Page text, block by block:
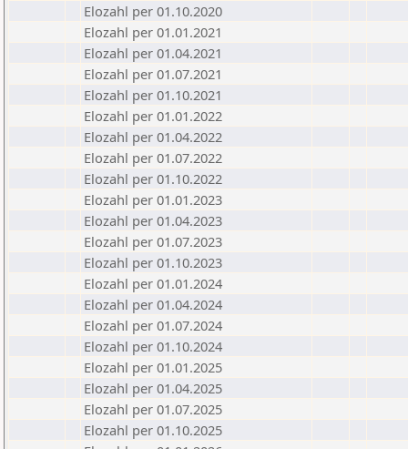
Elozahl per 01.10.2020
Elozahl per 01.01.2021
Elozahl per 01.04.2021
Elozahl per 01.07.2021
Elozahl per 01.10.2021
Elozahl per 01.01.2022
Elozahl per 01.04.2022
Elozahl per 01.07.2022
Elozahl per 01.10.2022
Elozahl per 01.01.2023
Elozahl per 01.04.2023
Elozahl per 01.07.2023
Elozahl per 01.10.2023
Elozahl per 01.01.2024
Elozahl per 01.04.2024
Elozahl per 01.07.2024
Elozahl per 01.10.2024
Elozahl per 01.01.2025
Elozahl per 01.04.2025
Elozahl per 01.07.2025
Elozahl per 01.10.2025